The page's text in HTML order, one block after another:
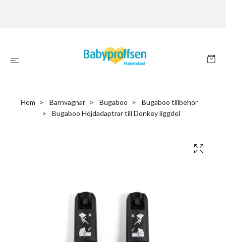
Hem Barnvagnar Bugaboo
Bugaboo tillbehör
Bugaboo Höjdadaptrar till Donkey liggdel